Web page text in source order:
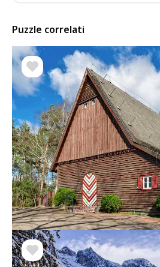
Puzzle correlati